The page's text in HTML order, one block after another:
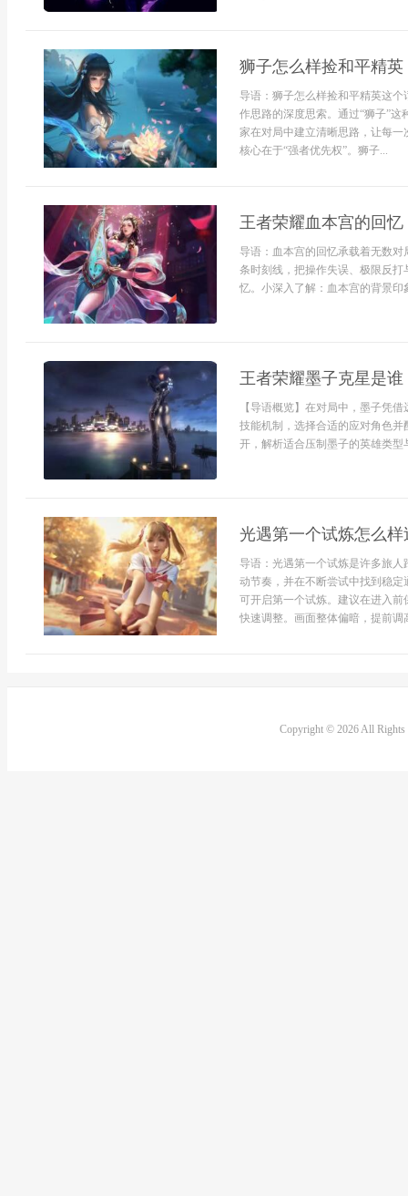
狮子怎么样捡和平精英
导语：狮子怎么样捡和平精英这
作思路的深度思索。通过“狮子”
家在对局中建立清晰思路，让每
核心在于“强者优先权”。狮子...
王者荣耀血本宫的回忆
导语：血本宫的回忆承载着无数
条时刻线，把操作失误、极限反
忆。小深入了解：血本宫的背景
王者荣耀墨子克星是谁
【导语概览】在对局中，墨子凭
技能机制，选择合适的应对角色
开，解析适合压制墨子的英雄类
光遇第一个试炼怎么样
导语：光遇第一个试炼是许多旅
动节奏，并在不断尝试中找到稳
可开启第一个试炼。建议在进入
快速调整。画面整体偏暗，提前
Copyright © 2026 All